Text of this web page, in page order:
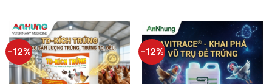
451.000 ₫.
-12% -12%